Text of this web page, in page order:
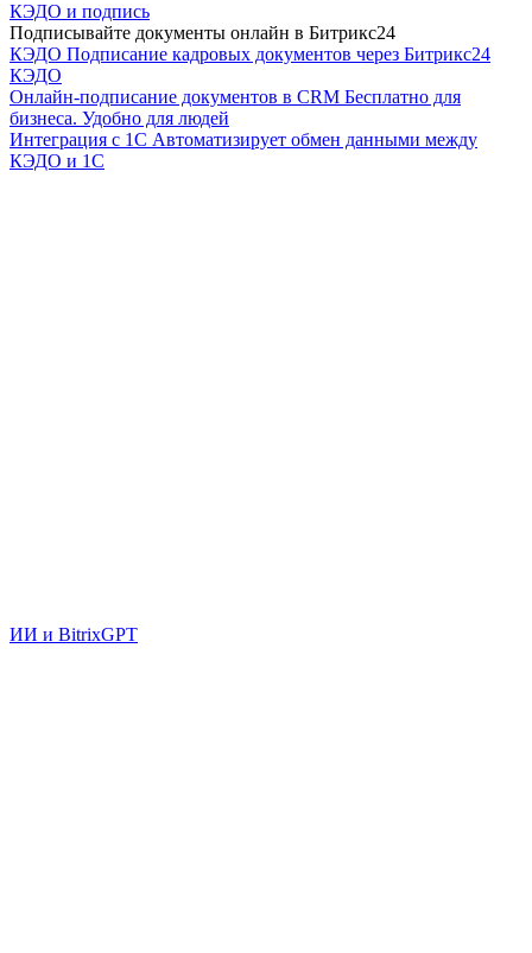
КЭДО и подпись
Подписывайте документы онлайн в Битрикс24
КЭДО Подписание кадровых документов через Битрикс24
КЭДО
Онлайн-подписание документов в CRM Бесплатно для
бизнеса. Удобно для людей
Интеграция с 1С Автоматизирует обмен данными между
КЭДО и 1С
ИИ и BitrixGPT